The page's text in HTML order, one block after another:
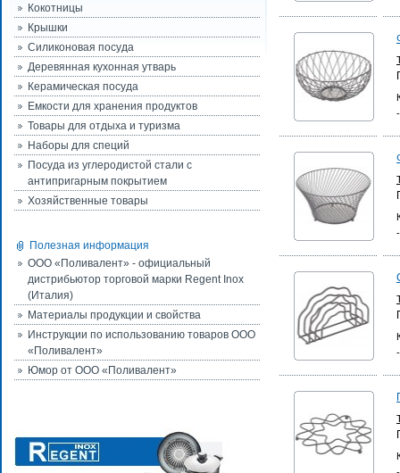
Кокотницы
Крышки
Силиконовая посуда
Деревянная кухонная утварь
Керамическая посуда
Емкости для хранения продуктов
Товары для отдыха и туризма
Наборы для специй
Посуда из углеродистой стали с
антипригарным покрытием
Хозяйственные товары
Полезная информация
ООО «Поливалент» - официальный
дистрибьютор торговой марки Regent Inox
(Италия)
Материалы продукции и свойства
Инструкции по использованию товаров ООО
«Поливалент»
Юмор от ООО «Поливалент»